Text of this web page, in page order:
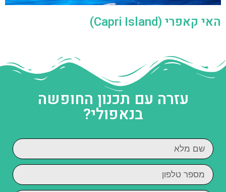
האי קאפרי (Capri Island)
עזרה עם תכנון החופשה
בנאפולי?